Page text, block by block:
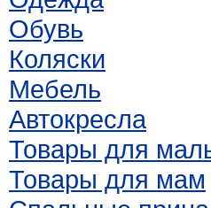
Обувь
Коляски
Мебель
Автокресла
Товары для
Товары для мам